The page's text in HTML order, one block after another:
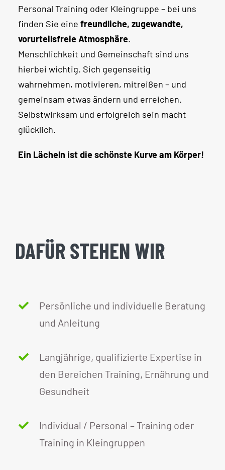
Personal Training oder Kleingruppe – bei uns
finden Sie eine freundliche, zugewandte,
vorurteilsfreie Atmosphäre.
Menschlichkeit und Gemeinschaft sind uns
hierbei wichtig. Sich gegenseitig
wahrnehmen, motivieren, mitreißen – und
gemeinsam etwas ändern und erreichen.
Selbstwirksam und erfolgreich sein macht
glücklich.
Ein Lächeln ist die schönste Kurve am Körper!
DAFÜR STEHEN WIR
Persönliche und individuelle Beratung
und Anleitung
Langjährige, qualifizierte Expertise in
den Bereichen Training, Ernährung und
Gesundheit
Individual / Personal – Training oder
Training in Kleingruppen